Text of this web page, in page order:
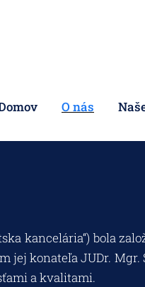
O nás
kancelária“) bola
konateľa JUDr. Mgr.
a kvalitami.